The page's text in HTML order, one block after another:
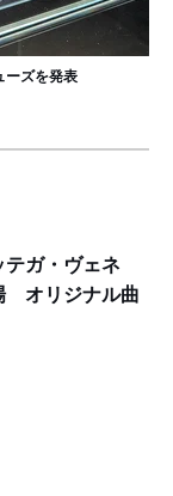
ーズを発表
ガ・ヴェネ
オリジナル曲